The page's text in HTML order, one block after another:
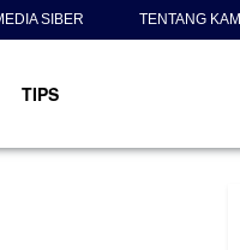
SIBER TENTANG KAMI
TIPS